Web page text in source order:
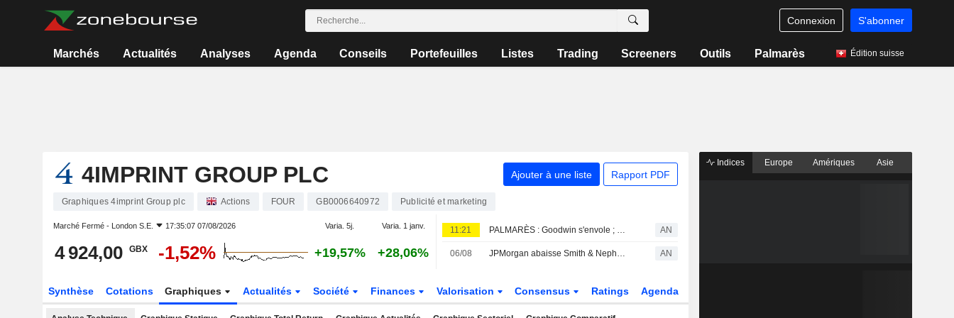
Connexion S'abonner
Marchés Actualités Analyses Agenda Conseils Portefeuilles Listes Trading Screeners Outils Palmarès Édition suisse
4IMPRINT GROUP PLC Ajouter à une liste Rapport PDF
Graphiques 4imprint Group plc Actions FOUR GB0006640972 Publicité et marketing
Marché Fermé - London S.E. 17:35:07 07/08/2026 Varia. 5j. Varia. 1 janv.
4 924,00 GBX -1,52% +19,57% +28,06%
11:21 PALMARÈS : Goodwin s'envole ; Oxford BioMedica revoit ses prévisions de revenus à la baisse AN
06/08 JPMorgan abaisse Smith & Nephew ; les courtiers plébiscitent Next AN
Synthèse Cotations Graphiques Actualités Société Finances Valorisation Consensus Ratings Agenda
Indices Europe Amériques Asie